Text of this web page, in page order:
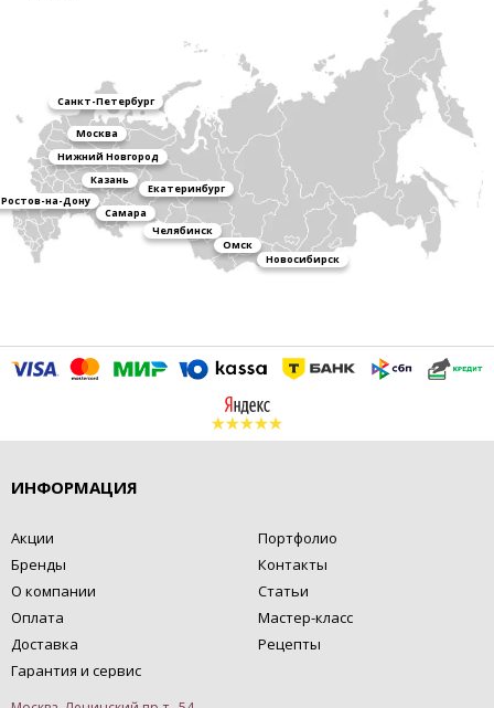
Санкт-Петербург
Москва
Нижний Новгород
Казань
Екатеринбург
Ростов-на-Дону
Самара
Челябинск
Омск
Новосибирск
ИНФОРМАЦИЯ
Акции
Бренды
О компании
Оплата
Доставка
Гарантия и сервис
Портфолио
Контакты
Статьи
Мастер-класс
Рецепты